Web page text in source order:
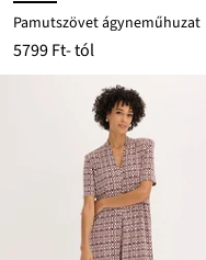
Pamutszövet ágyneműhuzat
5799 Ft- tól